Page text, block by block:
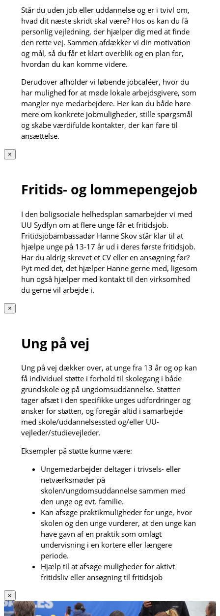
Står du uden job eller uddannelse og er i tvivl om,
hvad dit næste skridt skal være? Hos os kan du få
personlig vejledning, der hjælper dig med at finde
den rette vej. Sammen afdækker vi din motivation
og mål, så du får et klart overblik og en plan for,
hvordan du kan komme videre.
Derudover afholder vi løbende jobcaféer, hvor du
har mulighed for at møde lokale arbejdsgivere, som
mangler nye medarbejdere. Her kan du både høre
mere om konkrete jobmuligheder, stille spørgsmål
og skabe værdifulde kontakter, der kan føre til
ansættelse.
×
Fritids- og lommepengejob
I den boligsociale helhedsplan samarbejder vi med
UU Sydfyn om at flere unge får et fritidsjob.
Fritidsjobambassadør Hanne Skov står klar til at
hjælpe unge på 13-17 år ud i deres første fritidsjob.
Har du aldrig skrevet et CV eller en ansøgning før?
Pyt med det, det hjælper Hanne gerne med, ligesom
hun også hjælper med kontakt til den virksomhed
du gerne vil arbejde i.
×
Ung på vej
Ung på vej dækker over, at unge fra 13 år og op kan
få individuel støtte i forhold til skolegang i både
grundskole og på ungdomsuddannelse. Støtten
tager afsæt i den specifikke unges udfordringer og
ønsker for støtten, og foregår altid i samarbejde
med skole/uddannelsessted og/eller UU-
vejleder/studievejleder.
Eksempler på støtte kunne være:
Ungemedarbejder deltager i trivsels- eller
netværksmøder på
skolen/ungdomsuddannelse sammen med
den unge og evt. familie.
Kan afsøge praktikmuligheder for unge, hvor
skolen og den unge vurderer, at den unge kan
have gavn af en praktik som omlagt
undervisning i en kortere eller længere
periode.
Hjælp til at afsøge muligheder for aktivt
fritidsliv eller ansøgning til fritidsjob
×